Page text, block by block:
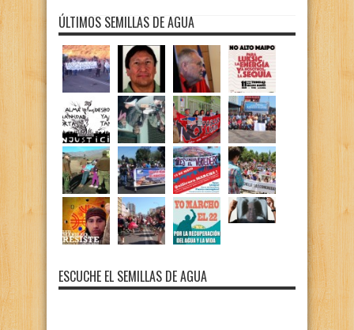
ÚLTIMOS SEMILLAS DE AGUA
ESCUCHE EL SEMILLAS DE AGUA